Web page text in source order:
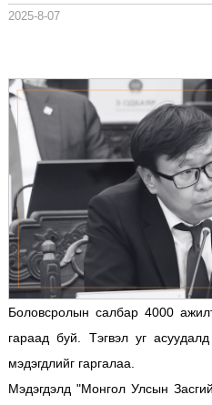
2025-8-07
Боловсролын салбар 4000
гараад буй. Тэгвэл уг
мэдэгдлийг гаргалаа.
Мэдэгдэлд "Монгол Улсын